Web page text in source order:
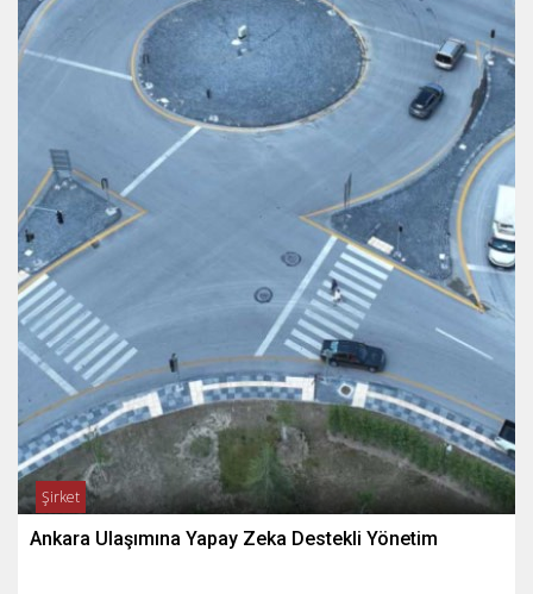
Şirket
Ankara Ulaşımına Yapay Zeka Destekli Yönetim